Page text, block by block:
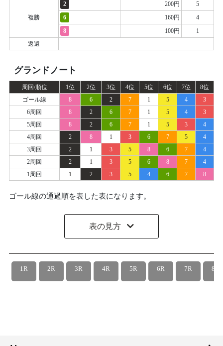
複勝
2 200円
5
6
160円
4
8
100円
1
返還
グランドノート
周回/順位 1位 2位 3位 4位 5位 6位 7位
8位
ゴール線
8 6 2 7 1 5 4
3
6周回
8 2 6 7 1 5 4
3
5周回
8 2 6 7 1 5 3
4
4周回
2 8 1 3 6 7 5
4
3周回
2 1 3 5 8 6 7
4
2周回
2 1 3 5 6 8 7
4
1周回
1 2 3 5 4 6 7 8
ゴール線の通過順を表した表になります。
表の見方
1R 2R 3R 4R 5R 6R 7R 8R